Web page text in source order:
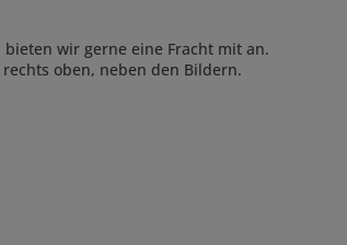
wir gerne eine Fracht mit an.
rechts oben, neben den Bildern.